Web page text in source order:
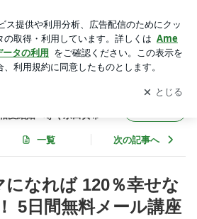
、15期連続IBJアワード受賞の実績で
へ導く永田眞希
て ブログの更新通知
を受け取りまし
開く
愛結婚へ導く永田眞希
一覧 次の記事へ
になれば 120％幸せな
5日間無料メール講座